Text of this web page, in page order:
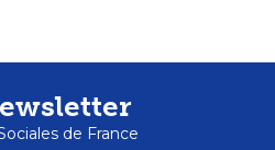
de France